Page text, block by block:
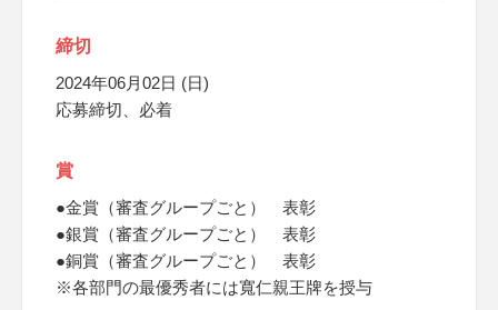
締切
2024年06月02日 (日)
応募締切、必着
賞
●金賞（審査グループごと） 表彰
●銀賞（審査グループごと） 表彰
●銅賞（審査グループごと） 表彰
※各部門の最優秀者には寬仁親王牌を授与